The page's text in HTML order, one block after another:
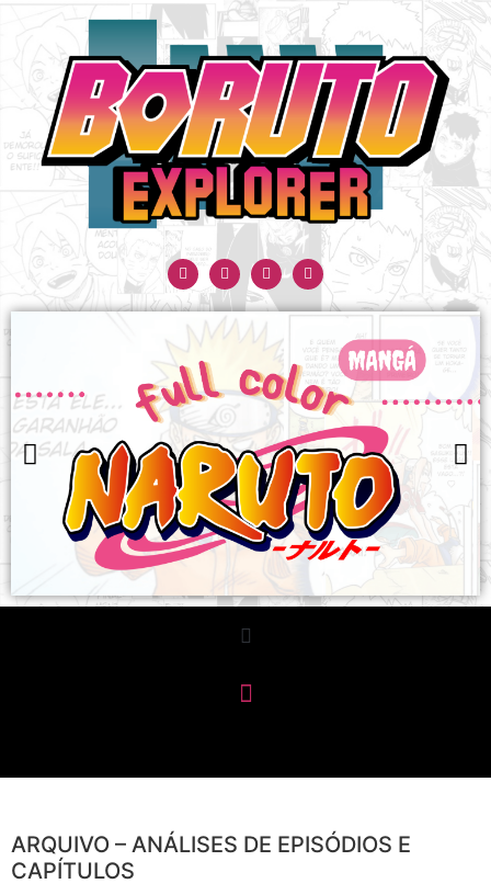
ARQUIVO – ANÁLISES DE EPISÓDIOS E
CAPÍTULOS